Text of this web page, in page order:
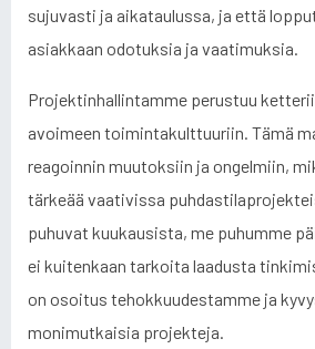
sujuvasti ja aikataulussa, ja että
asiakkaan odotuksia ja vaatimuksia.
Projektinhallintamme perustuu
avoimeen toimintakulttuuriin. Tämä
reagoinnin muutoksiin ja ongelmiin,
tärkeää vaativissa
puhuvat kuukausista, me puhumme
ei kuitenkaan tarkoita laadusta
on osoitus tehokkuudestamme ja
monimutkaisia projekteja.